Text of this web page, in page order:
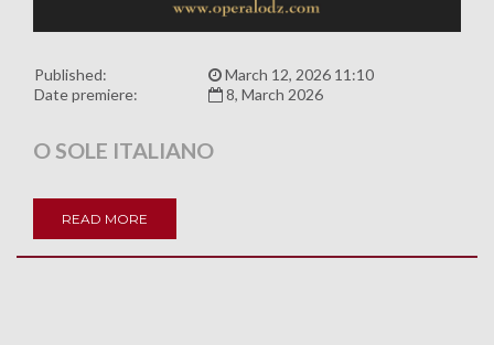
Published:
March 12, 2026 11:10
Date premiere:
8, March 2026
O SOLE ITALIANO
READ MORE